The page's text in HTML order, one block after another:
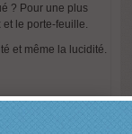
? Pour une plus
le porte-feuille.
et même la lucidité.